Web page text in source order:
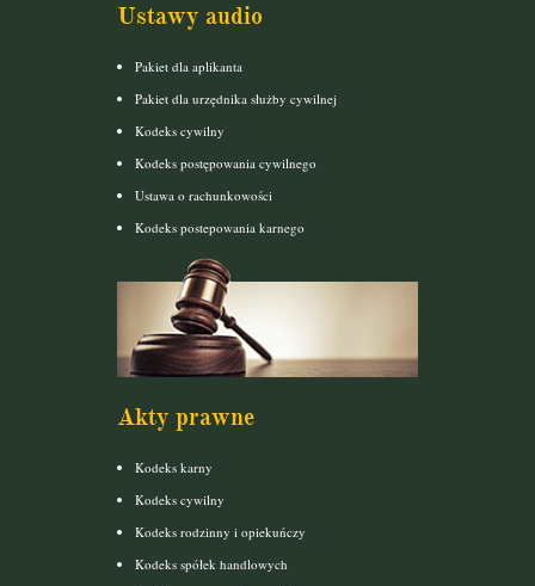
Ustawy audio
Pakiet dla aplikanta
Pakiet dla urzędnika służby cywilnej
Kodeks cywilny
Kodeks postępowania cywilnego
Ustawa o rachunkowości
Kodeks postepowania karnego
Akty prawne
Kodeks karny
Kodeks cywilny
Kodeks rodzinny i opiekuńczy
Kodeks spółek handlowych